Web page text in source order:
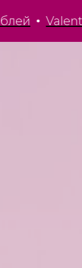
Valentines